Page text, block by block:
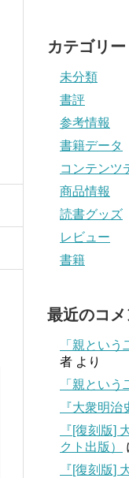
カテゴリー
未分類
書評
参考情報
書籍データ
コンテンツ
商品情報
読書グッズ
レビュー
書籍
最近のコメ
「親とい
者 より
「親とい
『大衆明
『[復刻版]
クト出版）
『[復刻版]